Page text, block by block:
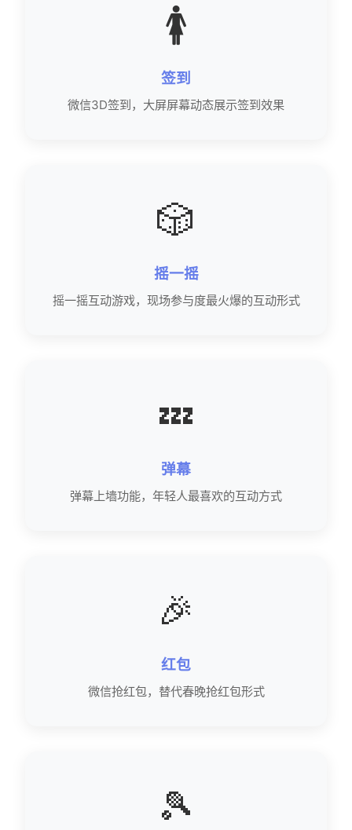
🚺
签到
微信3D签到，大屏屏幕动态展示签到效果
🎲
摇一摇
摇一摇互动游戏，现场参与度最火爆的互动形式
💤
弹幕
弹幕上墙功能，年轻人最喜欢的互动方式
🎉
红包
微信抢红包，替代春晚抢红包形式
🎾